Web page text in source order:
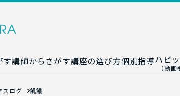
す講師からさがす講座の選び方個別指導ハビ
（動画
スログ 飢餓